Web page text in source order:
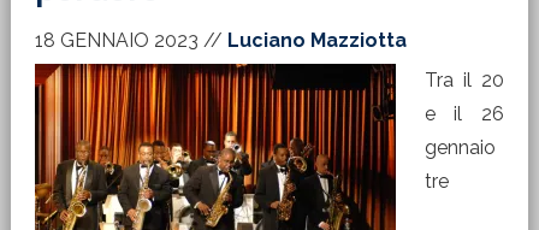
18 GENNAIO 2023 // Luciano Mazziotta
Tra il 20
e il 26
gennaio
tre